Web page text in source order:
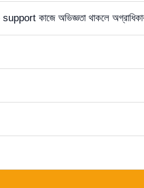
কাজে অভিজ্ঞতা থাকলে